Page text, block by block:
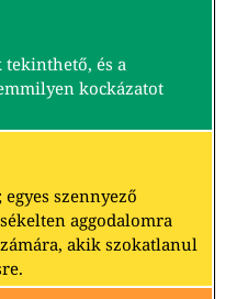
és a
kockázatot
szennyező
aggodalomra
akik szokatlanul